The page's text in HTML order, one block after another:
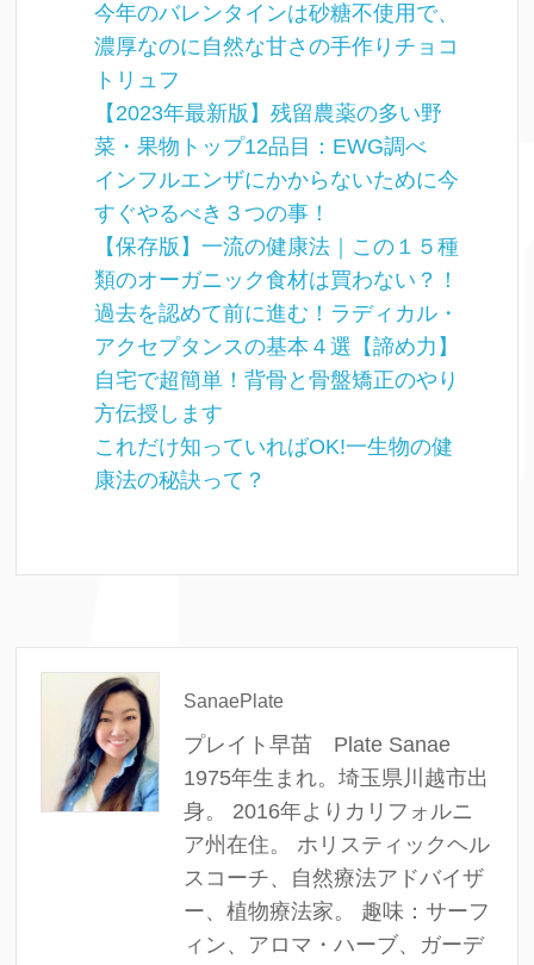
今年のバレンタインは砂糖不使用で、
濃厚なのに自然な甘さの手作りチョコ
トリュフ
【2023年最新版】残留農薬の多い野
菜・果物トップ12品目：EWG調べ
インフルエンザにかからないために今
すぐやるべき３つの事！
【保存版】一流の健康法｜この１５種
類のオーガニック食材は買わない？！
過去を認めて前に進む！ラディカル・
アクセプタンスの基本４選【諦め力】
自宅で超簡単！背骨と骨盤矯正のやり
方伝授します
これだけ知っていればOK!一生物の健
康法の秘訣って？
SanaePlate
プレイト早苗 Plate Sanae
1975年生まれ。埼玉県川越市出
身。 2016年よりカリフォルニ
ア州在住。 ホリスティックヘル
スコーチ、自然療法アドバイザ
ー、植物療法家。 趣味：サーフ
ィン、アロマ・ハーブ、ガーデ